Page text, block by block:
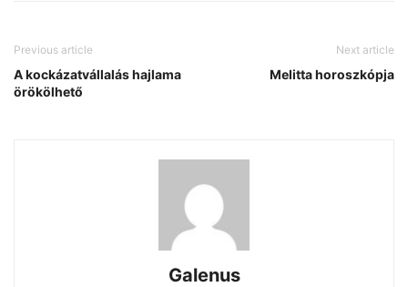
Previous article
A kockázatvállalás hajlama
örökölhető
Next article
Melitta horoszkópja
Galenus